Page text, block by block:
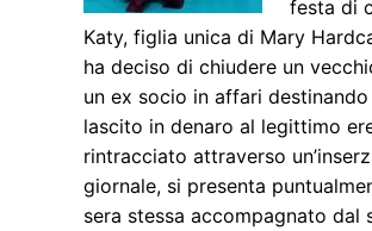
festa di
Katy, figlia unica di Mary
ha deciso di chiudere un
un ex socio in affari
lascito in denaro al legittimo
rintracciato attraverso
giornale, si presenta
sera stessa accompagnato dal